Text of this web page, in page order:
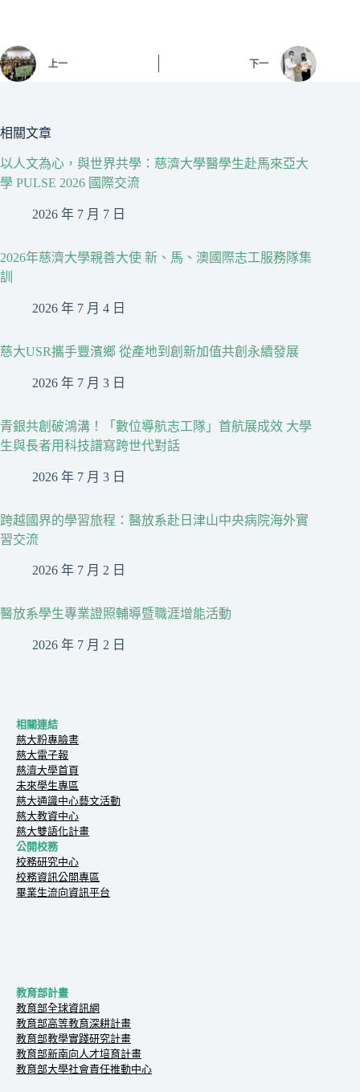
上一 下一
相關文章
以人文為心，與世界共學：慈濟大學醫學生赴馬來亞大
學 PULSE 2026 國際交流
2026 年 7 月 7 日
2026年慈濟大學親善大使 新、馬、澳國際志工服務隊集
訓
2026 年 7 月 4 日
慈大USR攜手豐濱鄉 從產地到創新加值共創永續發展
2026 年 7 月 3 日
青銀共創破鴻溝！「數位導航志工隊」首航展成效 大學
生與長者用科技譜寫跨世代對話
2026 年 7 月 3 日
跨越國界的學習旅程：醫放系赴日津山中央病院海外實
習交流
2026 年 7 月 2 日
醫放系學生專業證照輔導暨職涯增能活動
2026 年 7 月 2 日
相關連結
慈大粉專臉書
慈大電子報
慈濟大學首頁
未來學生專區
慈大通識中心藝文活動
慈大教資中心
慈大雙語化計畫
公開校務
校務研究中心
校務資訊公開專區
畢業生流向資訊平台
教育部計畫
教育部全球資訊網
教育部高等教育深耕計畫
教育部教學實踐研究計畫
教育部新南向人才培育計畫
教育部大學社會責任推動中心